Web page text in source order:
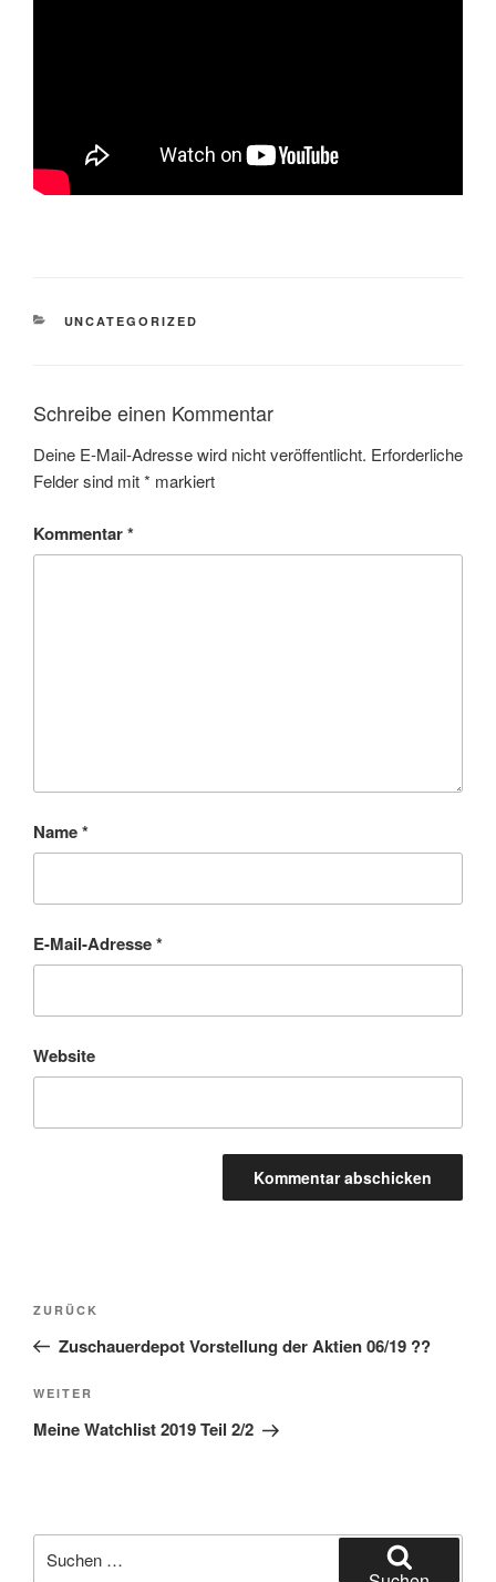
KATEGORIEN
UNCATEGORIZED
Schreibe einen Kommentar
Deine E-Mail-Adresse wird nicht veröffentlicht. Erforderliche
Felder sind mit* markiert
Kommentar*
Name*
E-Mail-Adresse*
Website
Beitragsnavigation
Vorheriger
Beitrag
ZURÜCK
Zuschauerdepot Vorstellung der Aktien 06/19 ??
Nächster
Beitrag
WEITER
Meine Watchlist 2019 Teil 2/2
nach: